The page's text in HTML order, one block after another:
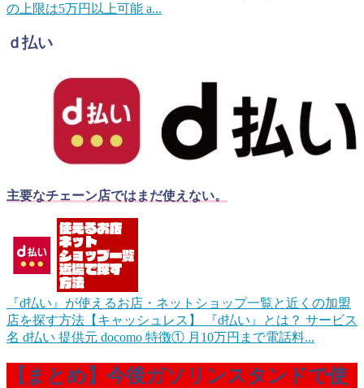
の上限は5万円以上可能 a...
ｄ払い
主要なチェーン店ではまだ使えない。
『d払い』が使えるお店・ネットショップ一覧と近くの加盟
店を探す方法【キャッシュレス】
『d払い』とは？ サービス
名 d払い 提供元 docomo 特徴① 月10万円まで電話料...
【まとめ】今後ガソリンスタンドで使